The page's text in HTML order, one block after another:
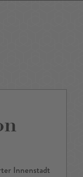
Innenstadt